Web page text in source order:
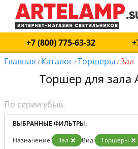
+7 (800) 775-63-32
Главная / Каталог/Торшеры /Зал
Торшер для зала
ВЫБРАННЫЕ ФИЛЬТРЫ:
Назначение: Зал Вид: Торшеры